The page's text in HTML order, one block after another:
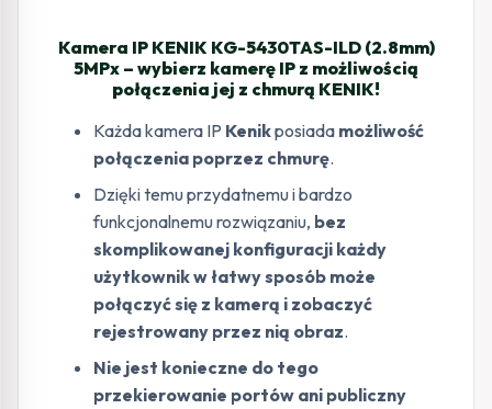
Kamera IP KENIK KG-5430TAS-ILD (2.8mm)
5MPx – wybierz kamerę IP z możliwością
połączenia jej z chmurą KENIK!
Każda kamera IP Kenikposiada możliwość
połączenia poprzez chmurę.
Dzięki temu przydatnemu i bardzo
funkcjonalnemu rozwiązaniu, bez
skomplikowanej konfiguracji każdy
użytkownik w łatwy sposób może
połączyć się z kamerą i zobaczyć
rejestrowany przez nią obraz.
Nie jest konieczne do tego
przekierowanie portów ani publiczny